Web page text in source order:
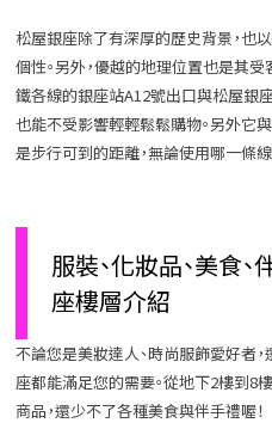
松屋銀座除了有深厚的歷史背景，也
個性。另外，優越的地理位置也是其
鐵各線的銀座站A12號出口與松屋銀
也能不受影響輕輕鬆鬆購物。另外它
是步行可到的距離，無論使用哪一條
服裝、化妝品、美食
座樓層介紹
不論您是美妝達人、時尚服飾愛好者
座都能滿足您的需要。從地下2樓到8
商品，還少不了各種美食與伴手禮喔！